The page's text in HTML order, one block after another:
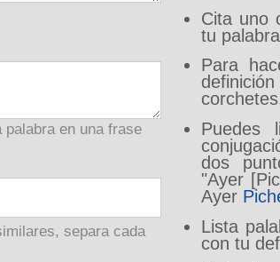
en una frase
separa cada
Cita uno
tu
Para
Puedes
dos
"Ayer
Ayer
Lista
con tu